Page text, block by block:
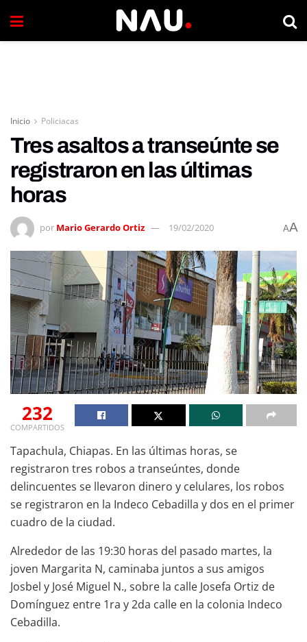
Inicio Policiacas
Tres asaltos a transeúnte se
registraron en las últimas
horas
por Mario Gerardo Ortiz 19/02/2020 AA
232
COMPARTIDOS
Tapachula, Chiapas. En las últimas horas, se
registraron tres robos a transeúntes, donde
delincuentes se llevaron dinero y celulares, los robos
se registraron en la Indeco Cebadilla y dos en el primer
cuadro de la ciudad.
Alrededor de las 19:30 horas del pasado martes, la
joven Margarita N, caminaba juntos a sus amigos
Josbel y José Miguel N., sobre la calle Josefa Ortiz de
Domínguez entre 1ra y 2da calle en la colonia Indeco
Cebadilla.